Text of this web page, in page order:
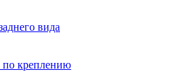
вида
креплению